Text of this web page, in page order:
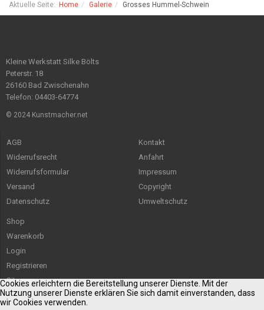
Aktuelle Seite: Home Galerie Grosses Hummel-Schwein
Kleine Werkstatt Silke Bölts
Peterstr. 18
26160 Bad Zwischenahn
Telefon: 04403-64774
© 2024 Kunstmacher.net
AGB
Widerrufsrecht
Widerrufsformular
Versand
Datenschutz
Kontakt
Anfahrt
Impressum
Copyright
Umweltschutz
Shop
Warenkorb
Login
Registrieren
Sitemap
Cookies erleichtern die Bereitstellung unserer Dienste. Mit der
Nutzung unserer Dienste erklären Sie sich damit einverstanden, dass
wir Cookies verwenden.